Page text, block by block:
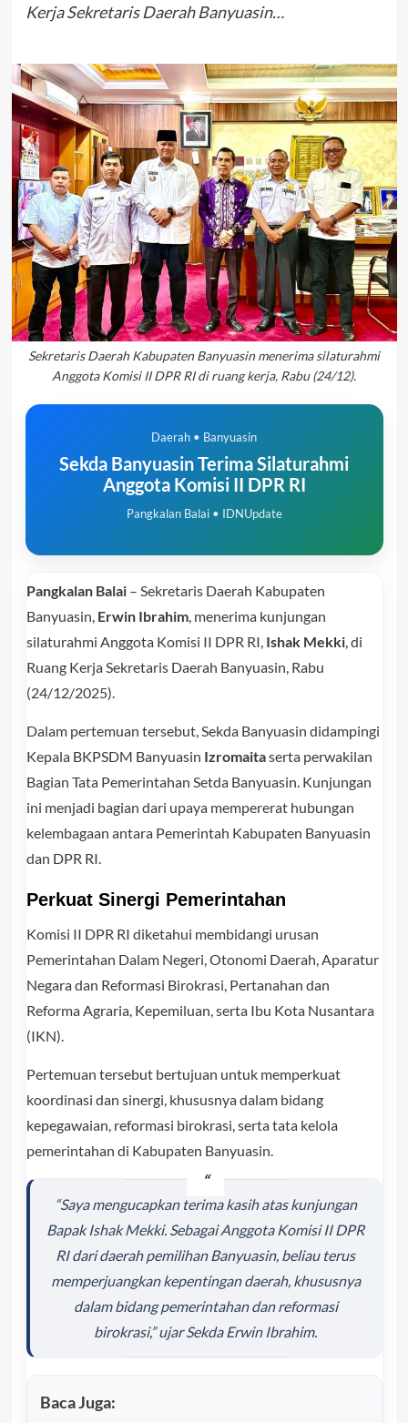
Kerja Sekretaris Daerah Banyuasin…
Sekretaris Daerah Kabupaten Banyuasin menerima silaturahmi
Anggota Komisi II DPR RI di ruang kerja, Rabu (24/12).
Daerah • Banyuasin
Sekda Banyuasin Terima Silaturahmi
Anggota Komisi II DPR RI
Pangkalan Balai • IDNUpdate
Pangkalan Balai– Sekretaris Daerah Kabupaten
Banyuasin, Erwin Ibrahim, menerima kunjungan
silaturahmi Anggota Komisi II DPR RI, Ishak Mekki, di
Ruang Kerja Sekretaris Daerah Banyuasin, Rabu
(24/12/2025).
Dalam pertemuan tersebut, Sekda Banyuasin didampingi
Kepala BKPSDM Banyuasin Izromaitaserta perwakilan
Bagian Tata Pemerintahan Setda Banyuasin. Kunjungan
ini menjadi bagian dari upaya mempererat hubungan
kelembagaan antara Pemerintah Kabupaten Banyuasin
dan DPR RI.
Perkuat Sinergi Pemerintahan
Komisi II DPR RI diketahui membidangi urusan
Pemerintahan Dalam Negeri, Otonomi Daerah, Aparatur
Negara dan Reformasi Birokrasi, Pertanahan dan
Reforma Agraria, Kepemiluan, serta Ibu Kota Nusantara
(IKN).
Pertemuan tersebut bertujuan untuk memperkuat
koordinasi dan sinergi, khususnya dalam bidang
kepegawaian, reformasi birokrasi, serta tata kelola
pemerintahan di Kabupaten Banyuasin.
“Saya mengucapkan terima kasih atas kunjungan
Bapak Ishak Mekki. Sebagai Anggota Komisi II DPR
RI dari daerah pemilihan Banyuasin, beliau terus
memperjuangkan kepentingan daerah, khususnya
dalam bidang pemerintahan dan reformasi
birokrasi,” ujar Sekda Erwin Ibrahim.
Baca Juga: